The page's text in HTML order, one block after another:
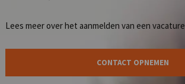
Lees meer over het aanmelden van een vacature
CONTACT OPNEMEN